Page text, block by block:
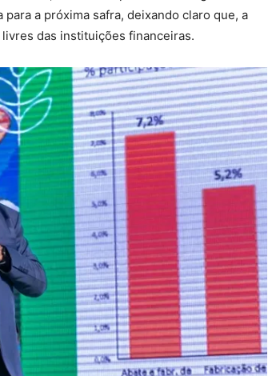
a próxima safra, deixando claro que, a
das instituições financeiras.